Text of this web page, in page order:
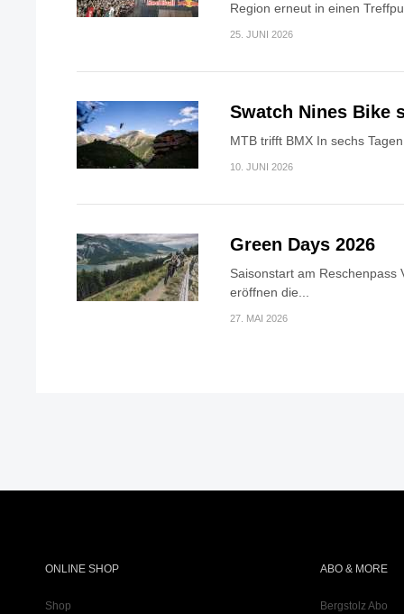
Region erneut in einen
25. JUNI 2026
Swatch Nines Bike
MTB trifft BMX In sechs
10. JUNI 2026
Green Days 2026
Saisonstart am Reschenpass
eröffnen die...
27. MAI 2026
ONLINE SHOP
Shop
ABO & MORE
Bergstolz Abo